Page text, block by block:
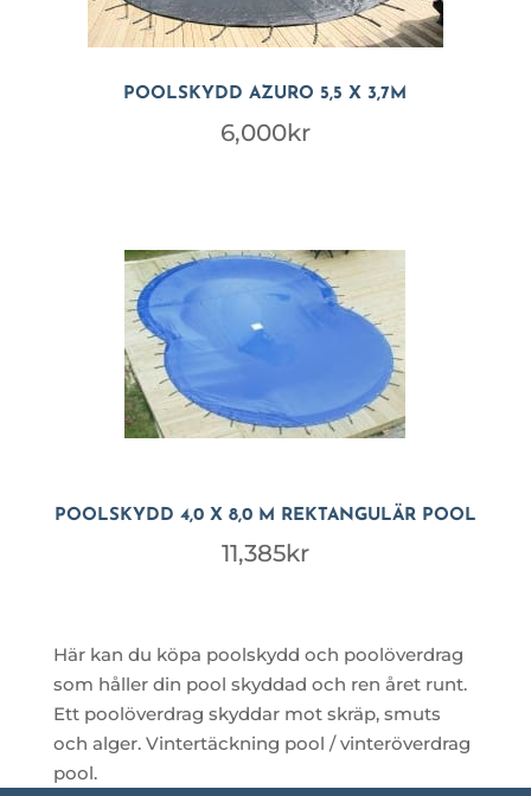
POOLSKYDD AZURO 5,5 X 3,7M
6,000kr
POOLSKYDD 4,0 X 8,0 M REKTANGULÄR POOL
11,385kr
Här kan du köpa poolskydd och poolöverdrag
som håller din pool skyddad och ren året runt.
Ett poolöverdrag skyddar mot skräp, smuts
och alger. Vintertäckning pool / vinteröverdrag
pool.